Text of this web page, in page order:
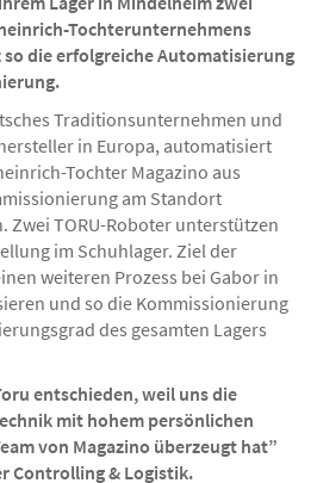
Tochterunternehmens
so die erfolgreiche Automatisierung
Traditionsunternehmen und
in Europa, automatisiert
Tochter Magazino aus
am Standort
Zwei TORU-Roboter unterstützen
im Schuhlager. Ziel der
weiteren Prozess bei Gabor in
und so die Kommissionierung
des gesamten Lagers
entschieden, weil uns die
mit hohem persönlichen
von Magazino überzeugt hat”
Controlling & Logistik.